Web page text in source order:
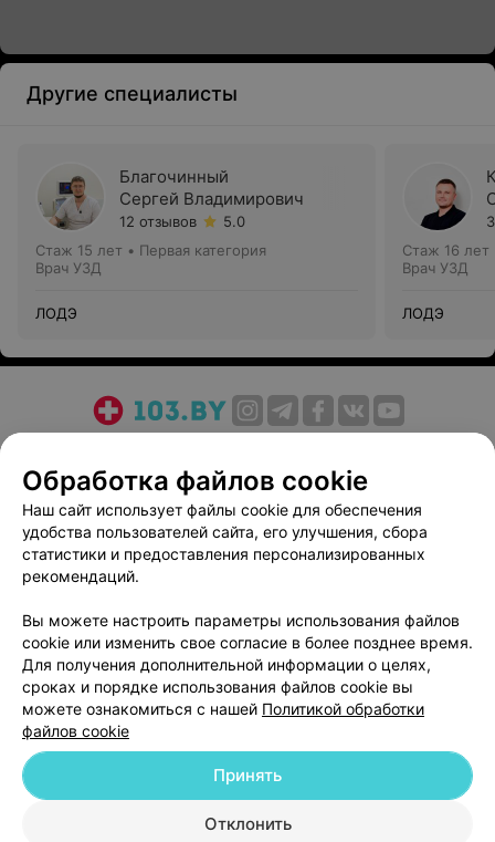
Другие специалисты
Благочинный
Сергей Владимирович
12 отзывов
5.0
Стаж 15 лет • Первая категория
Врач УЗД
ЛОДЭ
Стаж 16 лет
Врач УЗД
ЛОДЭ
Медицинский маркетинг
Публичный договор
Пользовательское соглашение
Способы оплаты
Вакансии
Партнеры
Написать руководителю 103.by
Персональные настройки cookie
Обработка персональных данных
Обработка файлов cookie
Наш сайт использует файлы cookie для обеспечения
удобства пользователей сайта, его улучшения, сбора
статистики и предоставления персонализированных
рекомендаций.
Вы можете настроить параметры использования файлов
cookie или изменить свое согласие в более позднее время.
Для получения дополнительной информации о целях,
сроках и порядке использования файлов cookie вы
можете ознакомиться с нашей Политикой обработки
файлов cookie
Отклонить
Принять